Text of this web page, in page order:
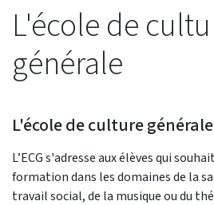
L'école de
générale
L'école de culture générale
L’ECG s'adresse aux élèves qui
formation dans les domaines de la
travail social, de la musique ou du